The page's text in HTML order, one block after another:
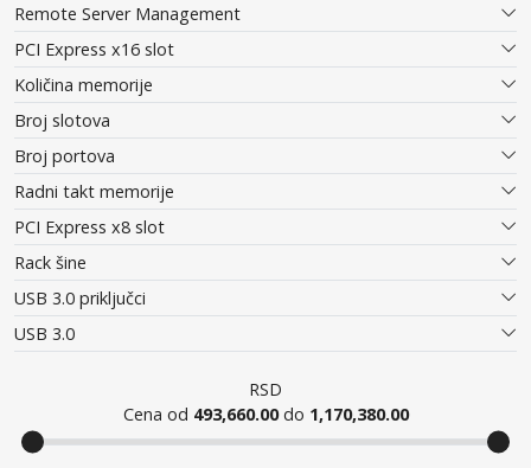
Remote Server Management
PCI Express x16 slot
Količina memorije
Broj slotova
Broj portova
Radni takt memorije
PCI Express x8 slot
Rack šine
USB 3.0 priključci
USB 3.0
RSD
Cena od 493,660.00do 1,170,380.00